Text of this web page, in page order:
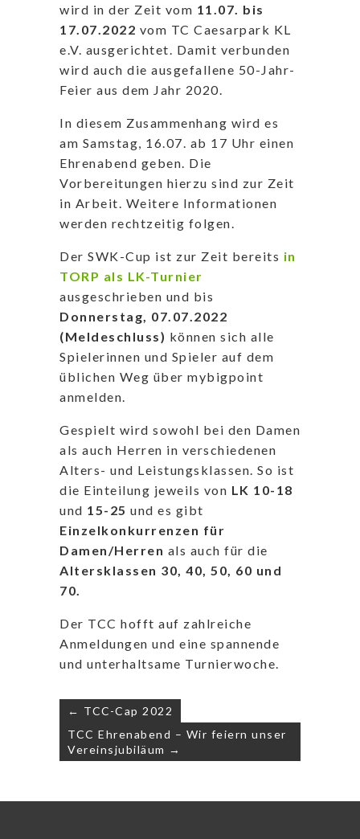
wird in der Zeit vom 11.07. bis
17.07.2022 vom TC Caesarpark KL
e.V. ausgerichtet. Damit verbunden
wird auch die ausgefallene 50-Jahr-
Feier aus dem Jahr 2020.
In diesem Zusammenhang wird es
am Samstag, 16.07. ab 17 Uhr einen
Ehrenabend geben. Die
Vorbereitungen hierzu sind zur Zeit
in Arbeit. Weitere Informationen
werden rechtzeitig folgen.
Der SWK-Cup ist zur Zeit bereits in
TORP als LK-Turnier
ausgeschrieben und bis
Donnerstag, 07.07.2022
(Meldeschluss) können sich alle
Spielerinnen und Spieler auf dem
üblichen Weg über mybigpoint
anmelden.
Gespielt wird sowohl bei den Damen
als auch Herren in verschiedenen
Alters- und Leistungsklassen. So ist
die Einteilung jeweils von LK 10-18
und 15-25 und es gibt
Einzelkonkurrenzen für
Damen/Herren als auch für die
Altersklassen 30, 40, 50, 60 und
70.
Der TCC hofft auf zahlreiche
Anmeldungen und eine spannende
und unterhaltsame Turnierwoche.
Beitragsnavigation
← TCC-Cap 2022
TCC Ehrenabend – Wir feiern unser
Vereinsjubiläum →